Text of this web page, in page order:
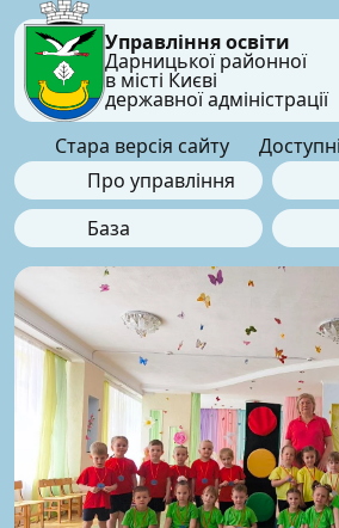
Управління освіти
Дарницької районної
в місті Києві
державної адміністрації
Стара версія сайту
Про управління
База